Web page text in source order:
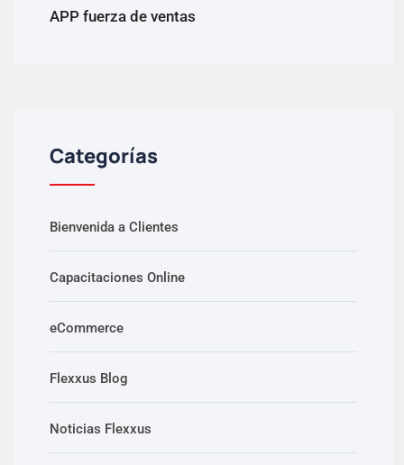
APP fuerza de ventas
Categorías
Bienvenida a Clientes
Capacitaciones Online
eCommerce
Flexxus Blog
Noticias Flexxus